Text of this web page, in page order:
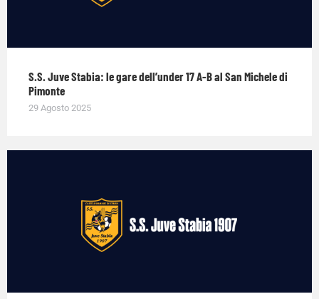
S.S. Juve Stabia: le gare dell’under 17 A-B al San Michele di
Pimonte
29 Agosto 2025